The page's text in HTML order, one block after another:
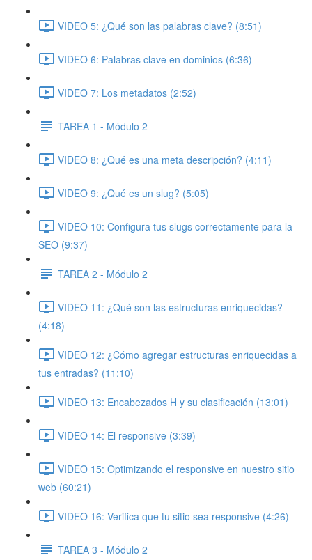
VIDEO 5: ¿Qué son las palabras clave? (8:51)
VIDEO 6: Palabras clave en dominios (6:36)
VIDEO 7: Los metadatos (2:52)
TAREA 1 - Módulo 2
VIDEO 8: ¿Qué es una meta descripción? (4:11)
VIDEO 9: ¿Qué es un slug? (5:05)
VIDEO 10: Configura tus slugs correctamente para la
SEO (9:37)
TAREA 2 - Módulo 2
VIDEO 11: ¿Qué son las estructuras enriquecidas?
(4:18)
VIDEO 12: ¿Cómo agregar estructuras enriquecidas a
tus entradas? (11:10)
VIDEO 13: Encabezados H y su clasificación (13:01)
VIDEO 14: El responsive (3:39)
VIDEO 15: Optimizando el responsive en nuestro sitio
web (60:21)
VIDEO 16: Verifica que tu sitio sea responsive (4:26)
TAREA 3 - Módulo 2